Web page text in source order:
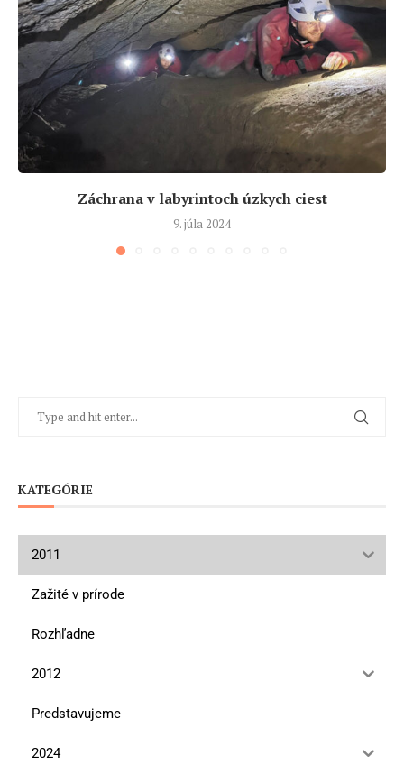
Záchrana v labyrintoch úzkych ciest
9. júla 2024
KATEGÓRIE
2011
Zažité v prírode
Rozhľadne
2012
Predstavujeme
2024